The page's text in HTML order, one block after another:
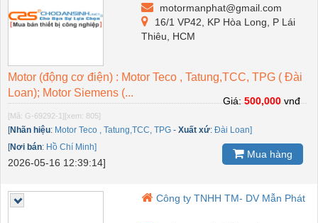
motormanphat@gmail.com
16/1 VP42, KP Hòa Long, P Lái
Thiêu, HCM
Motor (động cơ điện) : Motor Teco , Tatung,TCC, TPG ( Đài
Loan); Motor Siemens (...
[Mã: G-69292-1] [xem: 805]
[Nhãn hiệu: Motor Teco , Tatung,TCC, TPG - Xuất xứ: Đài Loan]
[Nơi bán: Hồ Chí Minh]
2026-05-16 12:39:14]
Giá:500,000vnđ
Mua hàng
Công ty TNHH TM- DV Mẫn Phát